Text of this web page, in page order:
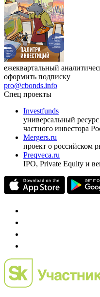
ежеквартальный
оформить подписку
pro@cbonds.info
Спец проекты
Investfunds
универсальный
частного инвестора
Mergers.ru
проект о российском
Preqveca.ru
IPO, Private Equity и